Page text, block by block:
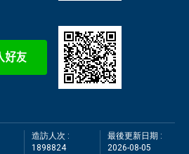
造訪人次 :
1898824
最後更新日期 :
2026-08-05